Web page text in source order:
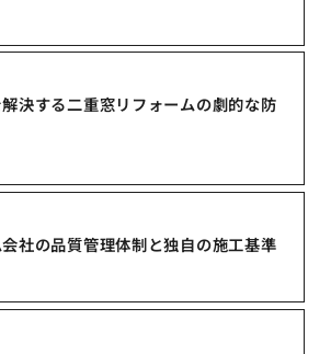
決する二重窓リフォームの劇的な防
社の品質管理体制と独自の施工基準